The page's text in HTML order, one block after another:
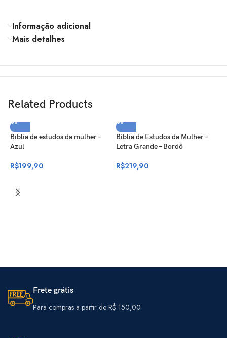
Informação adicional
Mais detalhes
Related Products
Biblia de estudos da mulher –
Azul
R$199,90
Bíblia de Estudos da Mulher –
Letra Grande – Bordô
R$219,90
Frete grátis
Para compras a partir de R$ 150,00